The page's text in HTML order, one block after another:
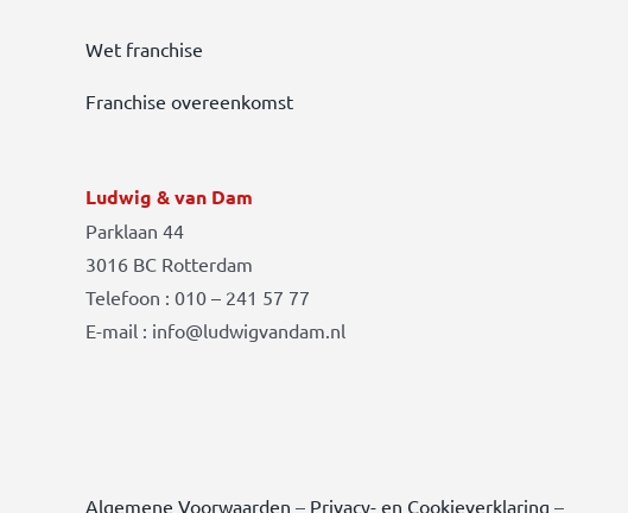
Wet franchise
Franchise overeenkomst
Ludwig & van Dam
Parklaan 44
3016 BC Rotterdam
Telefoon : 010 – 241 57 77
E-mail : info@ludwigvandam.nl
Algemene Voorwaarden – Privacy- en Cookieverklaring –